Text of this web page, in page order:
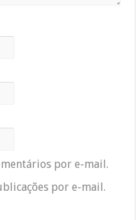
por e-mail.
por e-mail.